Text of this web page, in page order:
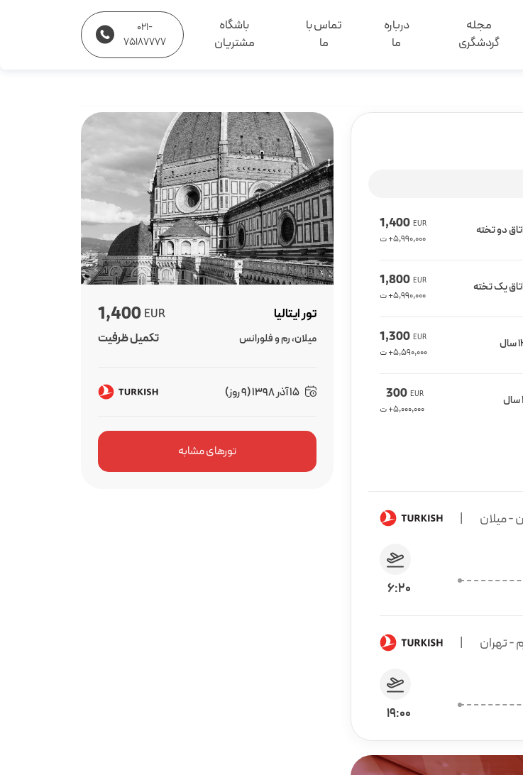
مجله
گردشگری
درباره
ما
تماس با
ما
باشگاه
مشتریان
021-
75187777
دو تخته EUR
1,400
5,990,000+ ت
یک تخته EUR
1,800
5,990,000+ ت
EUR
1,300
5,590,000+ ت
EUR
300
5,000,000+ ت
- میلان |
6:20
- تهران |
19:00
تور ایتالیا EUR
1,400
میلان، رم و فلورانس تکمیل ظرفیت
15 آذر 1398 (9 روز)
تورهای مشابه